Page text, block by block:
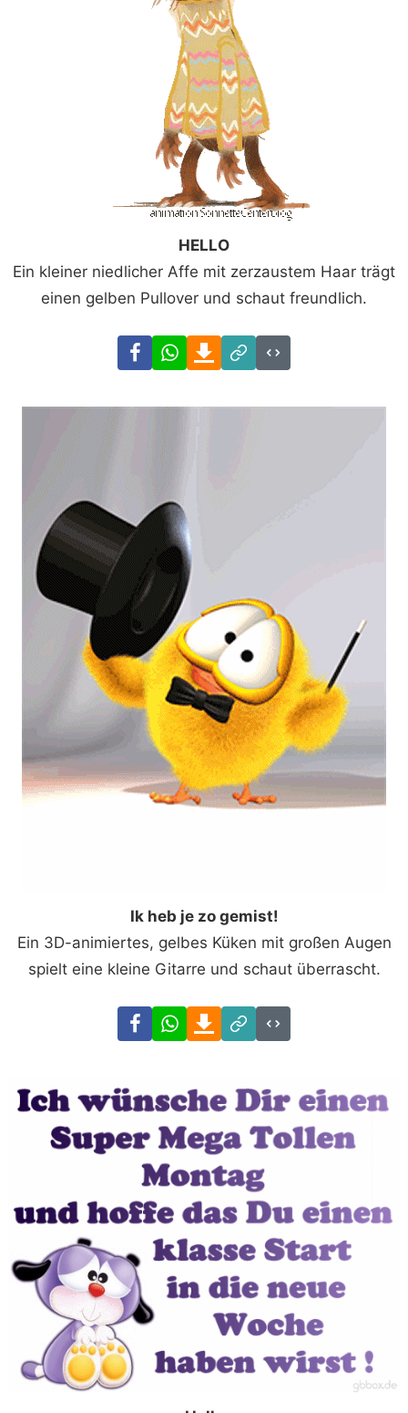
HELLO
Ein kleiner niedlicher Affe mit zerzaustem Haar trägt
einen gelben Pullover und schaut freundlich.
FacebookWhatsAppDownload
Link
Code
Ik heb je zo gemist!
Ein 3D-animiertes, gelbes Küken mit großen Augen
spielt eine kleine Gitarre und schaut überrascht.
FacebookWhatsAppDownload
Link
Code